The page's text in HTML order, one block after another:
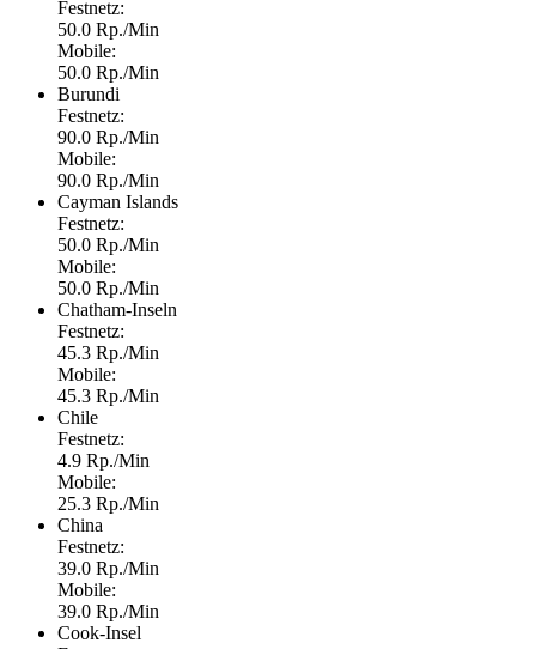
Festnetz:
50.0 Rp./Min
Mobile:
50.0 Rp./Min
Burundi
Festnetz:
90.0 Rp./Min
Mobile:
90.0 Rp./Min
Cayman Islands
Festnetz:
50.0 Rp./Min
Mobile:
50.0 Rp./Min
Chatham-Inseln
Festnetz:
45.3 Rp./Min
Mobile:
45.3 Rp./Min
Chile
Festnetz:
4.9 Rp./Min
Mobile:
25.3 Rp./Min
China
Festnetz:
39.0 Rp./Min
Mobile:
39.0 Rp./Min
Cook-Insel